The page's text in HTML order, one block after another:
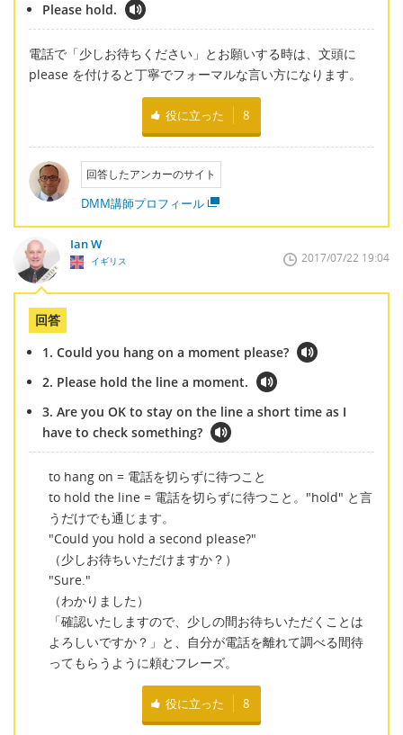
Please hold.
電話で「少しお待ちください」とお願いする時は、文頭に
please を付けると丁寧でフォーマルな言い方になります。
役に立った 8
回答したアンカーのサイト
DMM講師プロフィール
Ian W
イギリス 2017/07/22 19:04
回答
1. Could you hang on a moment please?
2. Please hold the line a moment.
3. Are you OK to stay on the line a short time as I
have to check something?
to hang on = 電話を切らずに待つこと
to hold the line = 電話を切らずに待つこと。"hold" と言
うだけでも通じます。
"Could you hold a second please?"
（少しお待ちいただけますか？）
"Sure."
（わかりました）
「確認いたしますので、少しの間お待ちいただくことは
よろしいですか？」と、自分が電話を離れて調べる間待
ってもらうように頼むフレーズ。
役に立った 8